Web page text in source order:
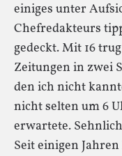
einiges unter
Chefredakteurs
gedeckt. Mit 16
Zeitungen in zwei
den ich nicht
nicht selten um 6
erwartete.
Seit einigen